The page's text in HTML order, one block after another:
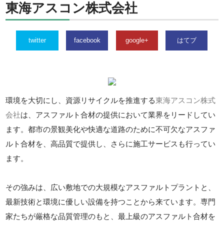
東海アスコン株式会社
twitter facebook google+ はてブ
環境を大切にし、資源リサイクルを推進する東海アスコン株式
会社は、アスファルト合材の提供において業界をリードしてい
ます。都市の景観美化や快適な道路のために不可欠なアスファ
ルト合材を、高品質で提供し、さらに施工サービスも行ってい
ます。
その強みは、広い敷地での大規模なアスファルトプラントと、
最新技術と環境に優しい設備を持つことから来ています。専門
家たちが厳格な品質管理のもと、最上級のアスファルト合材を